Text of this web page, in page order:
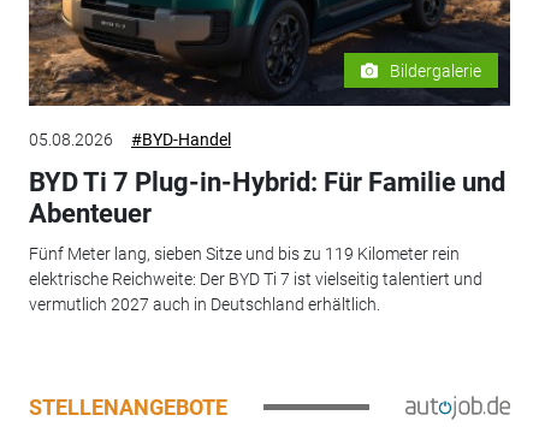
Bildergalerie
05.08.2026 #BYD-Handel
BYD Ti 7 Plug-in-Hybrid: Für Familie und
Abenteuer
Fünf Meter lang, sieben Sitze und bis zu 119 Kilometer rein
elektrische Reichweite: Der BYD Ti 7 ist vielseitig talentiert und
vermutlich 2027 auch in Deutschland erhältlich.
STELLENANGEBOTE